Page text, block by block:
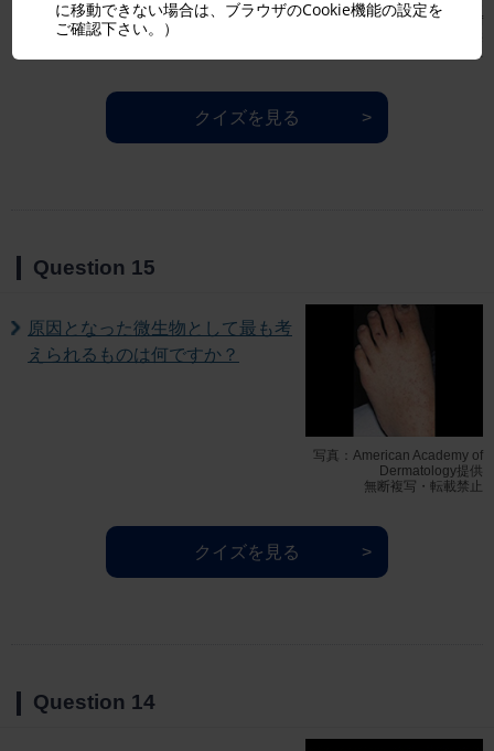
写真：Journal of the
American Academy of
無断複写・転載禁止
クイズを見る
Question 15
原因となった微生物として最も考
えられるものは何ですか？
写真：American Academy of
Dermatology提供
無断複写・転載禁止
クイズを見る
Question 14